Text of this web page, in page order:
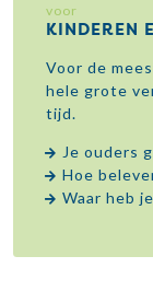
voor
KINDEREN
Voor de
hele grote
tijd.
Je ouders
Hoe
Waar heb